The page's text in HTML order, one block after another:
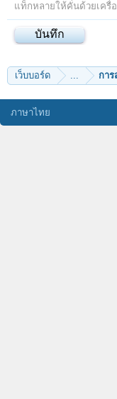
แท็กหลายให้คั่นด้วยเครื่
เว็บบอร์ด ... การ
ภาษาไทย